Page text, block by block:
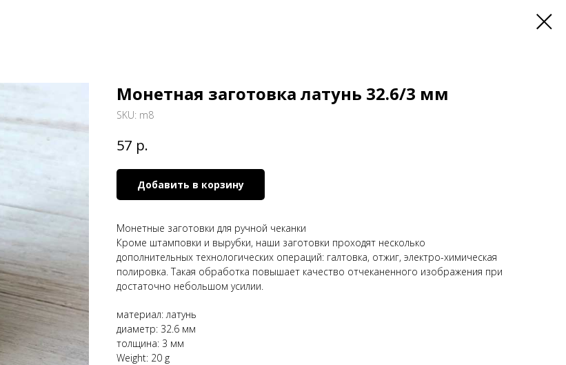
Монетная заготовка латунь 32.6/3 мм
SKU: m8
57 р.
Добавить в корзину
Монетные заготовки для ручной чеканки
Кроме штамповки и вырубки, наши заготовки проходят несколько
дополнительных технологических операций: галтовка, отжиг, электро-химическая
полировка. Такая обработка повышает качество отчеканенного изображения при
достаточно небольшом усилии.
материал: латунь
диаметр: 32.6 мм
толщина: 3 мм
Weight: 20 g